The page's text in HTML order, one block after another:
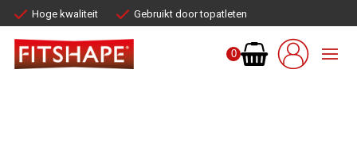
Hoge kwaliteit Gebruikt door topatleten
0